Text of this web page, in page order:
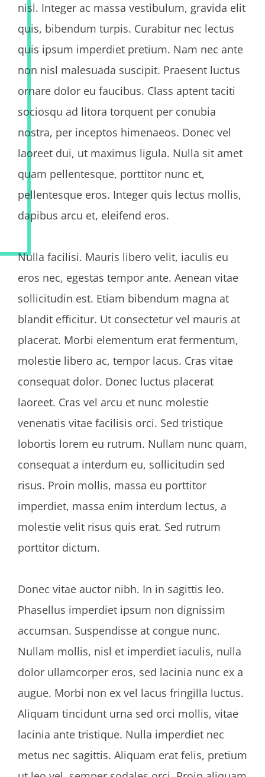
nisl. Integer ac massa vestibulum, gravida elit
quis, bibendum turpis. Curabitur nec lectus
quis ipsum imperdiet pretium. Nam nec ante
non nisl malesuada suscipit. Praesent luctus
ornare dolor eu faucibus. Class aptent taciti
sociosqu ad litora torquent per conubia
nostra, per inceptos himenaeos. Donec vel
laoreet dui, ut maximus ligula. Nulla sit amet
quam pellentesque, porttitor nunc et,
pellentesque eros. Integer quis lectus mollis,
dapibus arcu et, eleifend eros.
Nulla facilisi. Mauris libero velit, iaculis eu
eros nec, egestas tempor ante. Aenean vitae
sollicitudin est. Etiam bibendum magna at
blandit efficitur. Ut consectetur vel mauris at
placerat. Morbi elementum erat fermentum,
molestie libero ac, tempor lacus. Cras vitae
consequat dolor. Donec luctus placerat
laoreet. Cras vel arcu et nunc molestie
venenatis vitae facilisis orci. Sed tristique
lobortis lorem eu rutrum. Nullam nunc quam,
consequat a interdum eu, sollicitudin sed
risus. Proin mollis, massa eu porttitor
imperdiet, massa enim interdum lectus, a
molestie velit risus quis erat. Sed rutrum
porttitor dictum.
Donec vitae auctor nibh. In in sagittis leo.
Phasellus imperdiet ipsum non dignissim
accumsan. Suspendisse at congue nunc.
Nullam mollis, nisl et imperdiet iaculis, nulla
dolor ullamcorper eros, sed lacinia nunc ex a
augue. Morbi non ex vel lacus fringilla luctus.
Aliquam tincidunt urna sed orci mollis, vitae
lacinia ante tristique. Nulla imperdiet nec
metus nec sagittis. Aliquam erat felis, pretium